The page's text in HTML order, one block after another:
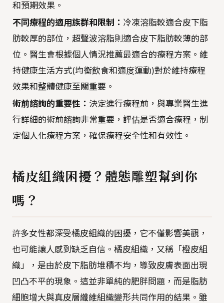
和預期效果。
不同療程的適用族群和限制： 冷凍溶脂較適合皮下脂
肪較厚的部位，超聲波溶脂則適合皮下脂肪較薄的部
位。醫生會根據個人情況推薦最適合的療程方案。維
持健康生活方式(均衡飲食和適度運動)對於維持療程
效果和整體健康至關重要。
術前諮詢的重要性： 決定進行療程前，與專業醫生進
行詳細的術前諮詢非常重要，評估是否適合療程，制
定個人化療程方案，確保療程安全性和有效性。
橘皮組織困擾？體態雕塑幫到你
嗎？
許多女性都深受橘皮組織的困擾，它不僅影響美觀，
也可能讓人感到缺乏自信。橘皮組織，又稱「橙皮組
織」，是由於皮下脂肪堆積不均，導致皮膚表面出現
凹凸不平的現象。這並非單純的肥胖問題，而是脂肪
細胞增大與真皮層纖維組織變形共同作用的結果。雖